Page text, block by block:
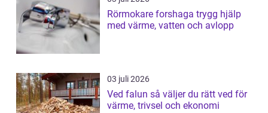
Rörmokare forshaga trygg hjälp
med värme, vatten och avlopp
03 juli 2026
Ved falun så väljer du rätt ved för
värme, trivsel och ekonomi